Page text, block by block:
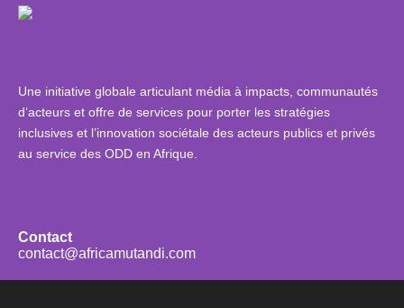
Une initiative globale articulant média à impacts, communautés
d’acteurs et offre de services pour porter les stratégies
inclusives et l’innovation sociétale des acteurs publics et privés
au service des ODD en Afrique.
Contact
contact@africamutandi.com